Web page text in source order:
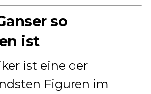
so
ist
ist eine der
Figuren im